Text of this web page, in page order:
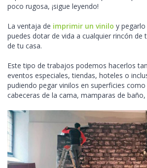
poco rugosa, ¡sigue leyendo!
La ventaja de imprimir un vinilo y
puedes dotar de vida a cualquier rincón de
de tu casa.
Este tipo de trabajos podemos hacerlos
eventos especiales, tiendas, hoteles o
pudiendo pegar vinilos en superficies
cabeceras de la cama, mamparas de baño,